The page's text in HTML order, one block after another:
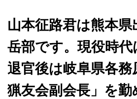
山本征路君は熊本
岳部です。現役時代
退官後は岐阜県各
猟友会副会長」を